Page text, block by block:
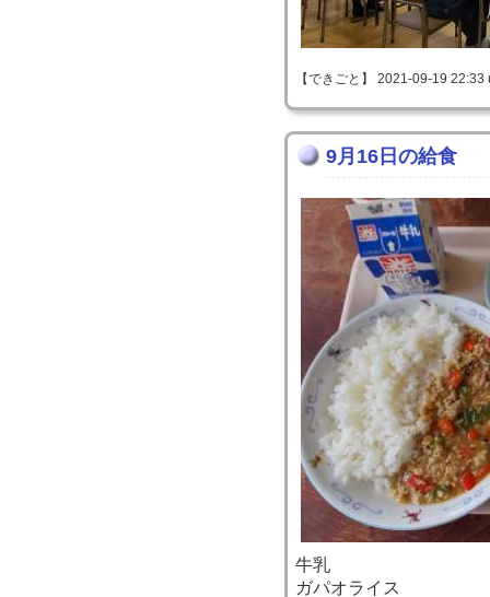
【できごと】 2021-09-19
9月16日の給食
牛乳
ガパオライス